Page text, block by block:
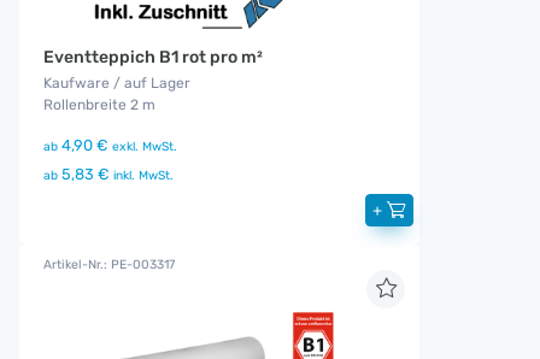
Eventteppich B1 rot pro m²
Kaufware / auf Lager
Rollenbreite 2 m
ab 4,90 € exkl. MwSt.
ab 5,83 € inkl. MwSt.
+
Artikel-Nr.: PE-003317